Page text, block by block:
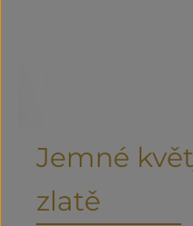
Jemné
zlatě